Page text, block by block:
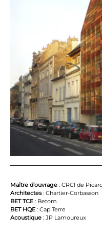
Maître d’ouvrage : CRCI de
Architectes: Chartier-Corbasson
BET TCE : Betom
BET HQE : Cap Terre
Acoustique : JP Lamoureux